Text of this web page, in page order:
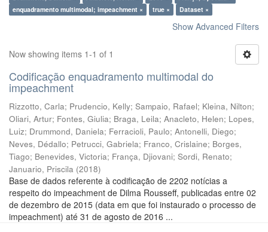
enquadramento multimodal; impeachment ×
true × Dataset ×
Show Advanced Filters
Now showing items 1-1 of 1
Codificação enquadramento multimodal do
impeachment
Rizzotto, Carla; Prudencio, Kelly; Sampaio, Rafael; Kleina, Nilton;
Oliari, Artur; Fontes, Giulia; Braga, Leila; Anacleto, Helen; Lopes,
Luiz; Drummond, Daniela; Ferracioli, Paulo; Antonelli, Diego;
Neves, Dédallo; Petrucci, Gabriela; Franco, Crislaine; Borges,
Tiago; Benevides, Victoria; França, Djiovani; Sordi, Renato;
Januario, Priscila (2018)
Base de dados referente à codificação de 2202 notícias a
respeito do impeachment de Dilma Rousseff, publicadas entre 02
de dezembro de 2015 (data em que foi instaurado o processo de
impeachment) até 31 de agosto de 2016 ...